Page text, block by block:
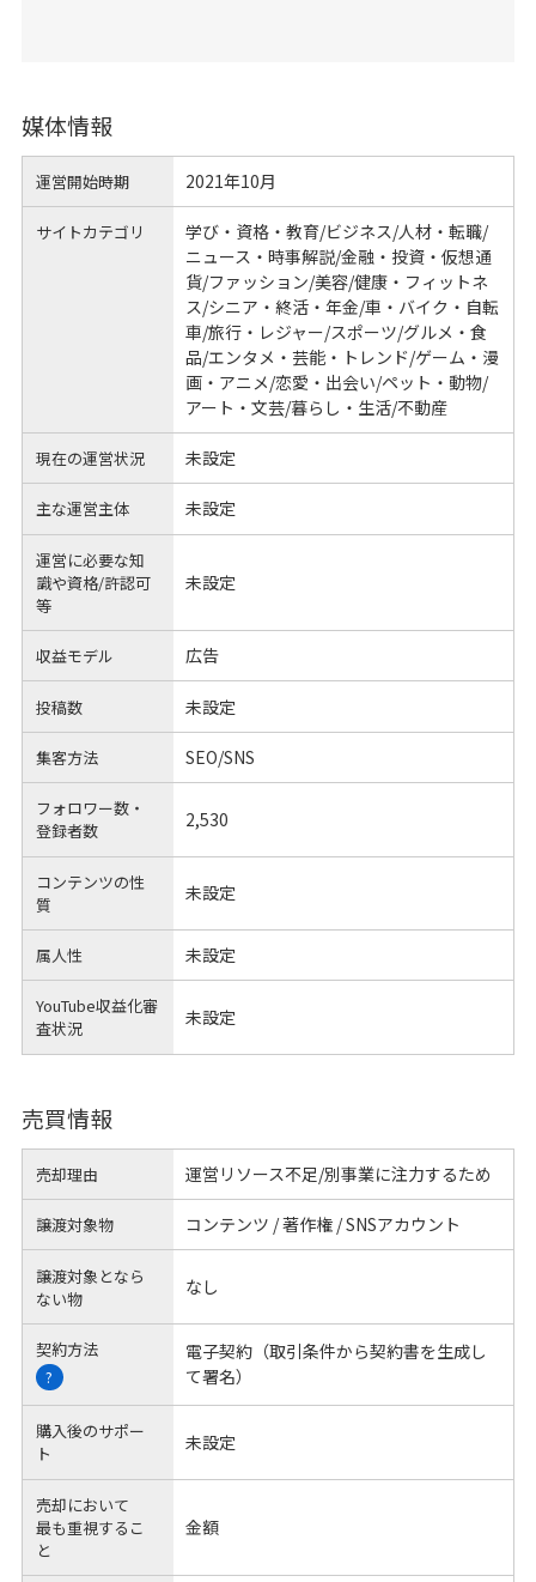
媒体情報
運営開始時期 2021年10月
サイトカテゴリ
学び・資格・教育/ビジネス/人材・転職/
ニュース・時事解説/金融・投資・仮想通
貨/ファッション/美容/健康・フィットネ
ス/シニア・終活・年金/車・バイク・自転
車/旅行・レジャー/スポーツ/グルメ・食
品/エンタメ・芸能・トレンド/ゲーム・漫
画・アニメ/恋愛・出会い/ペット・動物/
アート・文芸/暮らし・生活/不動産
現在の運営状況 未設定
主な運営主体 未設定
運営に必要な知
識や資格/許認可
等
未設定
収益モデル 広告
投稿数 未設定
集客方法 SEO/SNS
フォロワー数・
登録者数
2,530
コンテンツの性
質
未設定
属人性 未設定
YouTube収益化審
査状況
未設定
売買情報
売却理由 運営リソース不足/別事業に注力するため
譲渡対象物 コンテンツ / 著作権 / SNSアカウント
譲渡対象となら
ない物
なし
契約方法
?
電子契約（取引条件から契約書を生成し
て署名）
購入後のサポー
ト
未設定
売却において
最も重視するこ
と
金額